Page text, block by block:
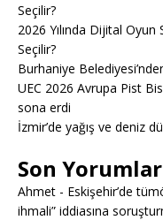
Seçilir?
2026 Yılında Dijital
Seçilir?
Burhaniye
UEC 2026 Avrupa Pist
sona erdi
İzmir’de yağış ve deniz
Son Yorumlar
Ahmet - Eskişehir’de
ihmali” iddiasına